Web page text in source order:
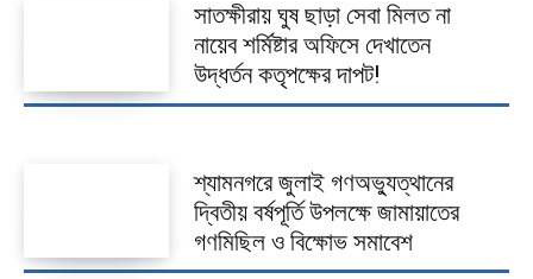
সাতক্ষীরায় ঘুষ ছাড়া সেবা মিলত না
নায়েব শর্মিষ্টার অফিসে দেখাতেন
উদ্ধর্তন কতৃপক্ষের দাপট!
শ্যামনগরে জুলাই গণঅভ্যুত্থানের
দ্বিতীয় বর্ষপূর্তি উপলক্ষে জামায়াতের
গণমিছিল ও বিক্ষোভ সমাবেশ